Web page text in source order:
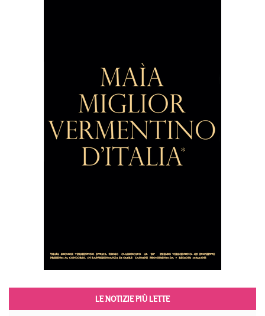
LE NOTIZIE PIÙ LETTE